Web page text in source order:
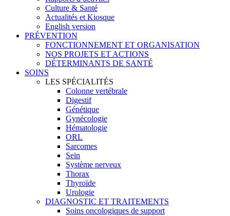
Culture & Santé
Actualités et Kiosque
English version
PRÉVENTION
FONCTIONNEMENT ET ORGANISATION
NOS PROJETS ET ACTIONS
DÉTERMINANTS DE SANTÉ
SOINS
LES SPÉCIALITÉS
Colonne vertébrale
Digestif
Génétique
Gynécologie
Hématologie
ORL
Sarcomes
Sein
Système nerveux
Thorax
Thyroïde
Urologie
DIAGNOSTIC ET TRAITEMENTS
Soins oncologiques de support